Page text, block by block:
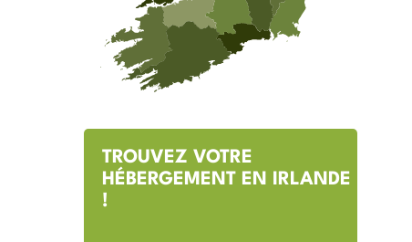
TROUVEZ VOTRE
HÉBERGEMENT EN IRLANDE
!